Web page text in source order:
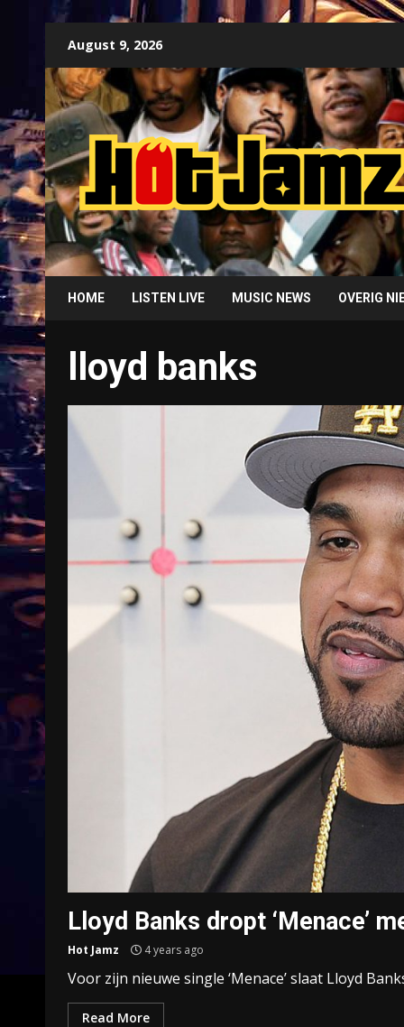
content
August 9, 2026
HOME LISTEN LIVE MUSIC NEWS OVERIG
lloyd banks
Lloyd Banks dropt ‘Menace’
Hot Jamz 4 years ago
Voor zijn nieuwe single ‘Menace’ slaat Lloyd
Read More
Treinkaartjes worden duurder,
abonnementen verdwijnen
9 months ago